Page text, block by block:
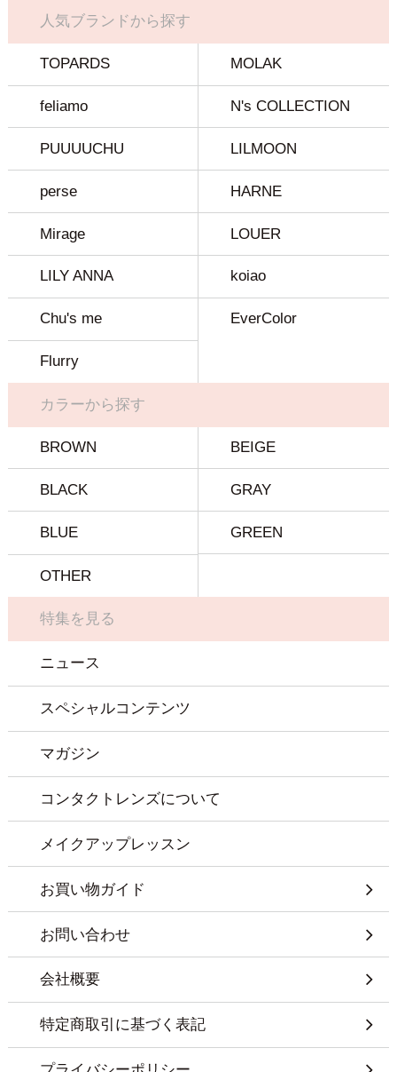
人気ブランドから探す
TOPARDS MOLAK
feliamo N's COLLECTION
PUUUUCHU LILMOON
perse HARNE
Mirage LOUER
LILY ANNA koiao
Chu's me EverColor
Flurry
カラーから探す
BROWN BEIGE
BLACK GRAY
BLUE GREEN
OTHER
特集を見る
ニュース
スペシャルコンテンツ
マガジン
コンタクトレンズについて
メイクアップレッスン
お買い物ガイド
お問い合わせ
会社概要
特定商取引に基づく表記